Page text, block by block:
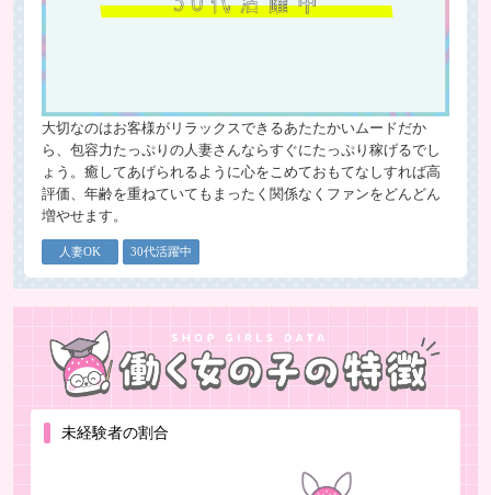
大切なのはお客様がリラックスできるあたたかいムードだか
ら、包容力たっぷりの人妻さんならすぐにたっぷり稼げるでし
ょう。癒してあげられるように心をこめておもてなしすれば高
評価、年齢を重ねていてもまったく関係なくファンをどんどん
増やせます。
人妻OK 30代活躍中
未経験者の割合